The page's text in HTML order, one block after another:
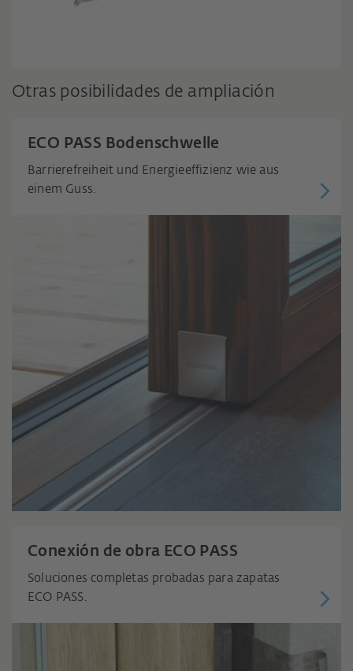
Otras posibilidades de ampliación
ECO PASS Bodenschwelle
Barrierefreiheit und Energieeffizienz wie aus
einem Guss.
Conexión de obra ECO PASS
Soluciones completas probadas para zapatas
ECO PASS.